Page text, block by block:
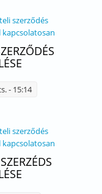
szerződés
- 15:14
szerződés